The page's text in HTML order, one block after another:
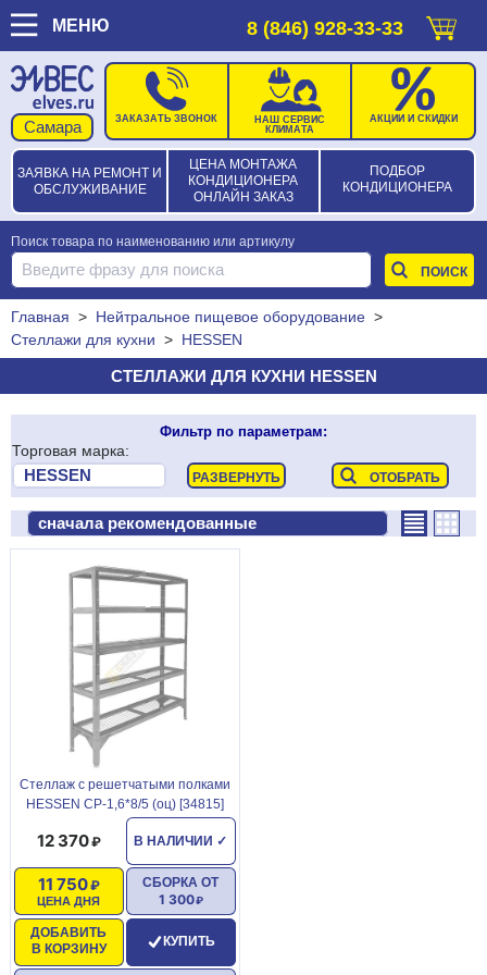
МЕНЮ 8 (846) 928-33-33
ЗАЯВКА НА РЕМОНТ И
ОБСЛУЖИВАНИЕ
ЦЕНА МОНТАЖА
КОНДИЦИОНЕРА
ОНЛАЙН ЗАКАЗ
ПОДБОР
КОНДИЦИОНЕРА
ЗАКАЗАТЬ ЗВОНОК
НАШ СЕРВИС
КЛИМАТА
АКЦИИ И СКИДКИ
Поиск товара по наименованию или артикулу
Главная > Нейтральное пищевое оборудование >
Стеллажи для кухни > HESSEN
СТЕЛЛАЖИ ДЛЯ КУХНИ HESSEN
Фильтр по параметрам:
Торговая марка:
Стеллаж с решетчатыми полками
HESSEN СР-1,6*8/5 (оц) [34815]
В НАЛИЧИИ ✓
12 370
ЦЕНА ДНЯ
11 750
ДОБАВИТЬ
В КОРЗИНУ
СБОРКА ОТ
1 300
КУПИТЬ